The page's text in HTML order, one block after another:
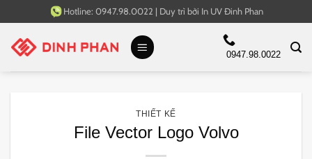
qua
nội
Hotline: 0947.98.0022 | Duy trì bởi In UV Đinh Phan
0947.98.0022
THIẾT KẾ
File Vector Logo Volvo